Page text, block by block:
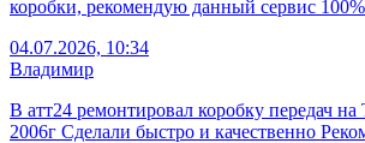
коробки, рекомендую данный сервис
04.07.2026, 10:34
Владимир
В атт24 ремонтировал коробку передач на
2006г Сделали быстро и качественно